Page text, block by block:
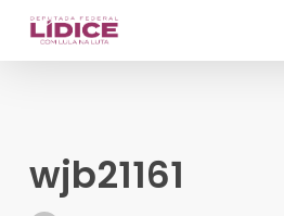
Skip
wjb21161